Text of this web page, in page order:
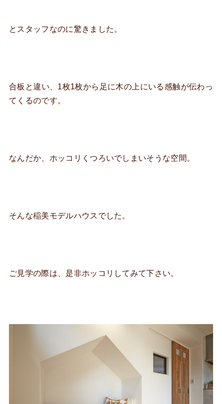
とスタッフなのに驚きました。
合板と違い、1枚1枚から足に木の上にいる感触が伝わっ
てくるのです。
なんだか、ホッコリくつろいでしまいそうな空間。
そんな稲美モデルハウスでした。
ご見学の際は、是非ホッコリしてみて下さい。